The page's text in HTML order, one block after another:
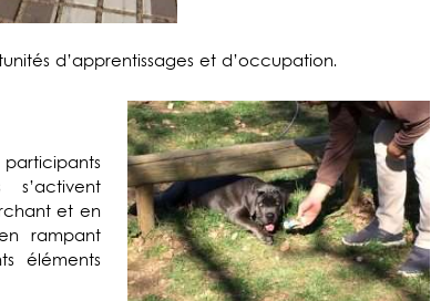
d’apprentissages et d’occupation.
et en
rampant
éléments